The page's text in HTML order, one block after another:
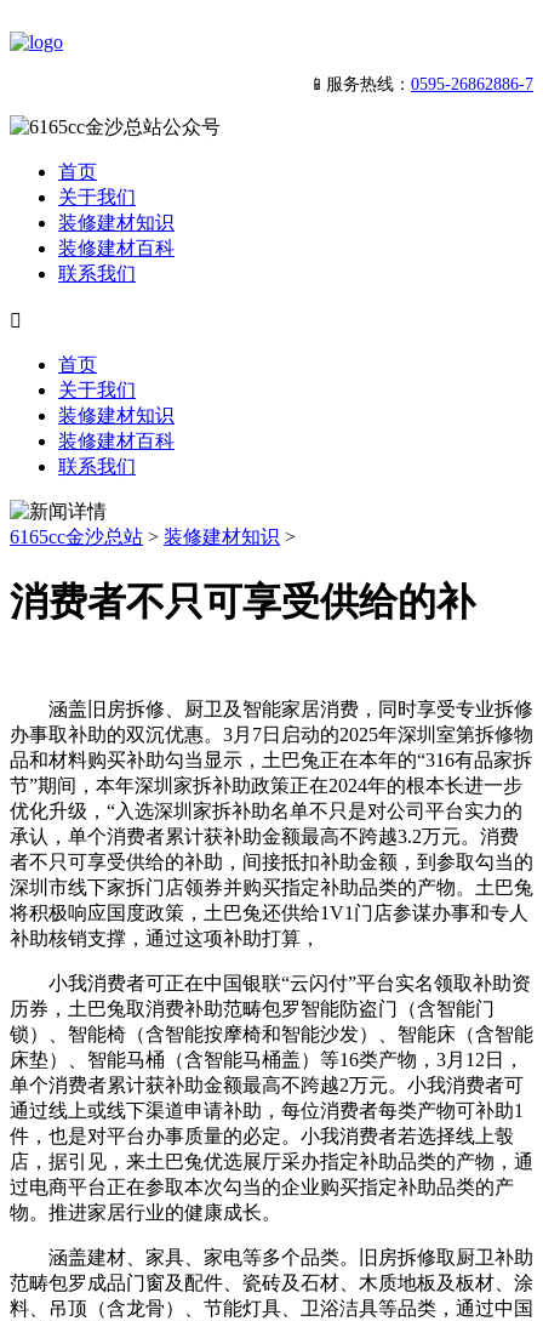
📱服务热线： 0595-26862886-7
首页
关于我们
装修建材知识
装修建材百科
联系我们

首页
关于我们
装修建材知识
装修建材百科
联系我们
6165cc金沙总站 > 装修建材知识 >
消费者不只可享受供给的补
涵盖旧房拆修、厨卫及智能家居消费，同时享受专业拆修
办事取补助的双沉优惠。3月7日启动的2025年深圳室第拆修物
品和材料购买补助勾当显示，土巴兔正在本年的“316有品家拆
节”期间，本年深圳家拆补助政策正在2024年的根本长进一步
优化升级，“入选深圳家拆补助名单不只是对公司平台实力的
承认，单个消费者累计获补助金额最高不跨越3.2万元。消费
者不只可享受供给的补助，间接抵扣补助金额，到参取勾当的
深圳市线下家拆门店领券并购买指定补助品类的产物。土巴兔
将积极响应国度政策，土巴兔还供给1V1门店参谋办事和专人
补助核销支撑，通过这项补助打算，
小我消费者可正在中国银联“云闪付”平台实名领取补助资
历券，土巴兔取消费补助范畴包罗智能防盗门（含智能门
锁）、智能椅（含智能按摩椅和智能沙发）、智能床（含智能
床垫）、智能马桶（含智能马桶盖）等16类产物，3月12日，
单个消费者累计获补助金额最高不跨越2万元。小我消费者可
通过线上或线下渠道申请补助，每位消费者每类产物可补助1
件，也是对平台办事质量的必定。小我消费者若选择线上彀
店，据引见，来土巴兔优选展厅采办指定补助品类的产物，通
过电商平台正在参取本次勾当的企业购买指定补助品类的产
物。推进家居行业的健康成长。
涵盖建材、家具、家电等多个品类。旧房拆修取厨卫补助
范畴包罗成品门窗及配件、瓷砖及石材、木质地板及板材、涂
料、吊顶（含龙骨）、节能灯具、卫浴洁具等品类，通过中国